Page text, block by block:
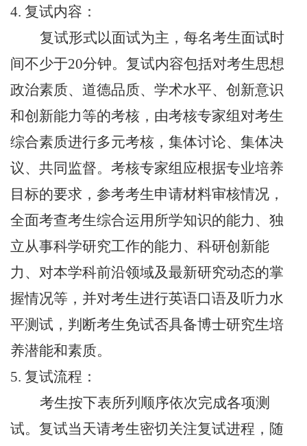
4. 复试内容：
复试形式以面试为主，每名考生面试时
间不少于20分钟。复试内容包括对考生思想
政治素质、道德品质、学术水平、创新意识
和创新能力等的考核，由考核专家组对考生
综合素质进行多元考核，集体讨论、集体决
议、共同监督。考核专家组应根据专业培养
目标的要求，参考考生申请材料审核情况，
全面考查考生综合运用所学知识的能力、独
立从事科学研究工作的能力、科研创新能
力、对本学科前沿领域及最新研究动态的掌
握情况等，并对考生进行英语口语及听力水
平测试，判断考生免试否具备博士研究生培
养潜能和素质。
5. 复试流程：
考生按下表所列顺序依次完成各项测
试。复试当天请考生密切关注复试进程，随